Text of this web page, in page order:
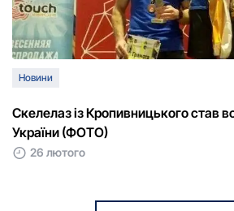
Новини
Скелелаз із Кропивницького став
України (ФОТО)
26 лютого